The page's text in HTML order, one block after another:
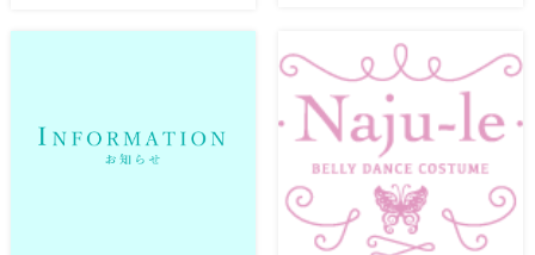
さい！ 初回の体験レッスンは
５００円♫ 通常1080円で […]
は 11/25(日）Mabrouk！募金
とチケット代の一部を 西日本
大雨災害に寄付しました。 受
付に設置させていただきました
募金箱より１１３５円 チケッ
ト代より１００００ […]